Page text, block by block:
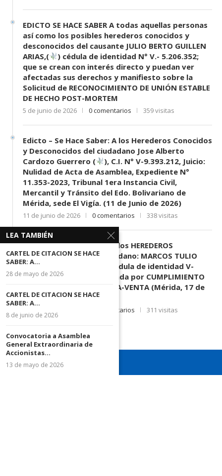
EDICTO SE HACE SABER A todas aquellas personas
así como los posibles herederos conocidos y
desconocidos del causante JULIO BERTO GUILLEN
ARIAS,(
) cédula de identidad N° V.- 5.206.352;
que se crean con interés directo y puedan ver
afectadas sus derechos y manifiesto sobre la
Solicitud de RECONOCIMIENTO DE UNIÓN ESTABLE
DE HECHO POST-MORTEM
5 de junio de 2026 0 comentarios 359 visitas
Edicto – Se Hace Saber: A los Herederos Conocidos
y Desconocidos del ciudadano Jose Alberto
Cardozo Guerrero (
), C.I. N° V-9.393.212, Juicio:
Nulidad de Acta de Asamblea, Expediente N°
11.353-2023, Tribunal 1era Instancia Civil,
Mercantil y Tránsito del Edo. Bolivariano de
Mérida, sede El Vigía. (11 de Junio de 2026)
11 de junio de 2026 0 comentarios 338 visitas
EDICTO SE HACE SABER: A los HEREDEROS
DESCONOCIDOS del ciudadano: MARCOS TULIO
MORENO HERRERA, (
) cédula de identidad V-
3.003.963, Parte demandada por CUMPLIMIENTO
DE CONTRATO DE COMPRA-VENTA (Mérida, 17 de
Junio de 2026)
0 comentarios 311 visitas
LEA TAMBIÉN
CARTEL DE CITACION SE HACE
SABER: A...
28 de mayo de 2026
CARTEL DE CITACION SE HACE
SABER: A...
8 de junio de 2026
Convocatoria a Asamblea
General Extraordinaria de
Accionistas...
13 de mayo de 2026